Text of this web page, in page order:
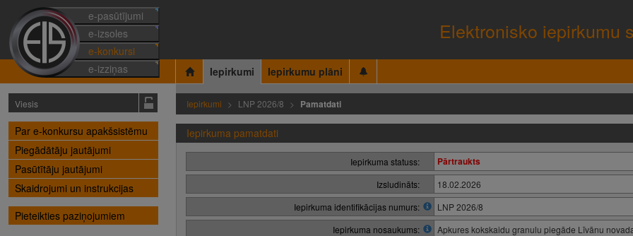
e-pasūtījumi
e-izsoles
e-konkursi
e-izziņas
Elektronisko iepirkumu
Iepirkumi Iepirkumu plāni
Viesis
Par e-konkursu apakšsistēmu
Piegādātāju jautājumi
Pasūtītāju jautājumi
Skaidrojumi un instrukcijas
Pieteikties paziņojumiem
Iepirkumi LNP 2026/8 Pamatdati
Iepirkuma pamatdati
Iepirkuma statuss: Pārtraukts
Izsludināts:
18.02.2026
Iepirkuma identifikācijas numurs:
LNP 2026/8
Iepirkuma nosaukums:
Apkures kokskaidu granulu piegāde Līvānu